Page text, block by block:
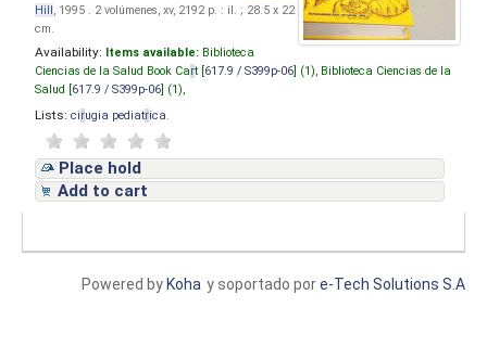
Hill, 1995 . 2 volúmenes, xv, 2192 p. : il. ; 28.5 x 22
cm.
Availability: Items available: Biblioteca
Ciencias de la Salud Book Cart [ 617.9 / S399p-06 ] (1), Biblioteca Ciencias de la
Salud [ 617.9 / S399p-06 ] (1),
Lists: cirugia pediatrica
Place hold
Add to cart
y soportado pore-Tech Solutions S.A
Powered by Koha